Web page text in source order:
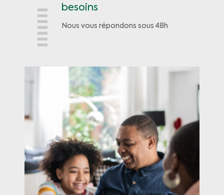
besoins
Nous vous répondons sous 48h